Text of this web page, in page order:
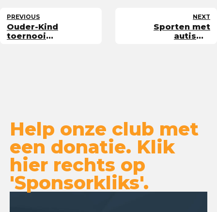
PREVIOUS
Ouder-Kind
toernooi
NEXT
Sporten met
autisme
Help onze club met
een donatie. Klik
hier rechts op
'Sponsorkliks'.